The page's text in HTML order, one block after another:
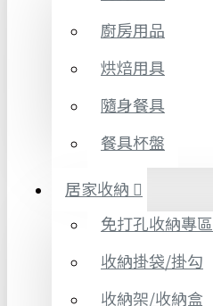
廚房用品
烘焙用具
隨身餐具
餐具杯盤
居家收納
免打孔收納專區
收納掛袋/掛勾
收納架/收納盒